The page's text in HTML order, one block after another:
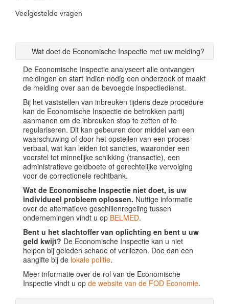
Veelgestelde vragen
Wat doet de Economische Inspectie met uw melding?
De Economische Inspectie analyseert alle ontvangen
meldingen en start indien nodig een onderzoek of maakt
de melding over aan de bevoegde inspectiedienst.
Bij het vaststellen van inbreuken tijdens deze procedure
kan de Economische Inspectie de betrokken partij
aanmanen om de inbreuken stop te zetten of te
regulariseren. Dit kan gebeuren door middel van een
waarschuwing of door het opstellen van een proces-
verbaal, wat kan leiden tot sancties, waaronder een
voorstel tot minnelijke schikking (transactie), een
administratieve geldboete of gerechtelijke vervolging
voor de correctionele rechtbank.
Wat de Economische Inspectie niet doet, is uw
individueel probleem oplossen. Nuttige informatie
over de alternatieve geschillenregeling tussen
ondernemingen vindt u op BELMED.
Bent u het slachtoffer van oplichting en bent u uw
geld kwijt? De Economische Inspectie kan u niet
helpen bij geleden schade of verliezen. Doe dan een
aangifte bij de lokale politie.
Meer informatie over de rol van de Economische
Inspectie vindt u op de website van de FOD Economie.